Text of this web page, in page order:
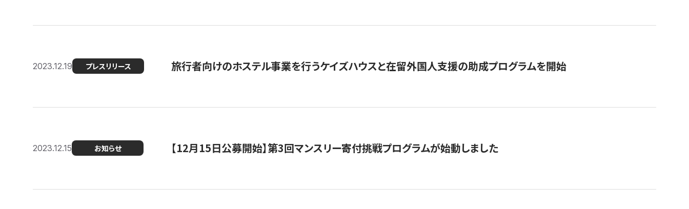
2023.12.19 プレスリリース 旅行者向けのホステル事業を行うケイズハウスと在留外国人支援の助成プログラムを開始
2023.12.15 お知らせ 【12月15日公募開始】第3回マンスリー寄付挑戦プログラムが始動しました